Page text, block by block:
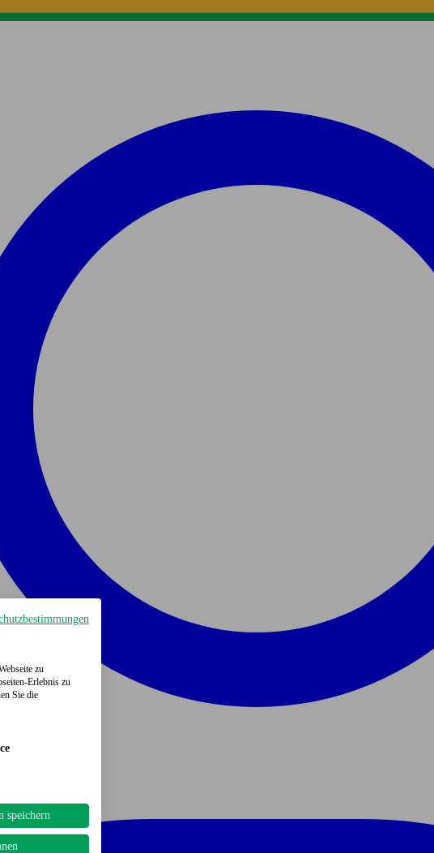
zu
Erlebnis zu
Sie die
speichern